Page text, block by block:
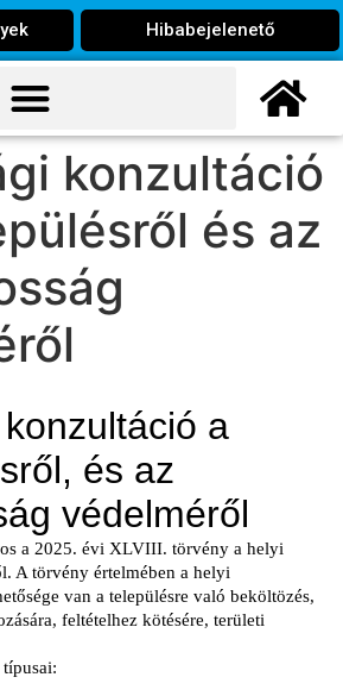
Hibabejelenető
konzultáció
és az